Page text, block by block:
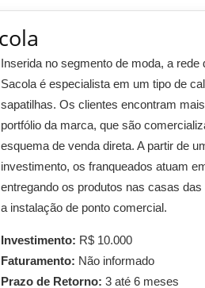
Inserida no segmento de moda, a rede
Sacola é especialista em um tipo de
sapatilhas. Os clientes encontram
portfólio da marca, que são
esquema de venda direta. A partir de
investimento, os franqueados atuam
entregando os produtos nas casas
a instalação de ponto comercial.
Investimento: R$ 10.000
Faturamento: Não informado
Prazo de Retorno:3 até 6 meses